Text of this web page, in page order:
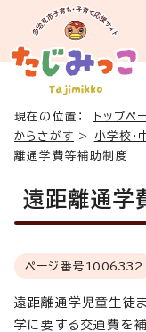
現在の位置： トップペ
からさがす > 小学校・
離通学費等補助制度
遠距離通学
ページ番号 1006332
遠距離通学児童生徒
学に要する交通費を補